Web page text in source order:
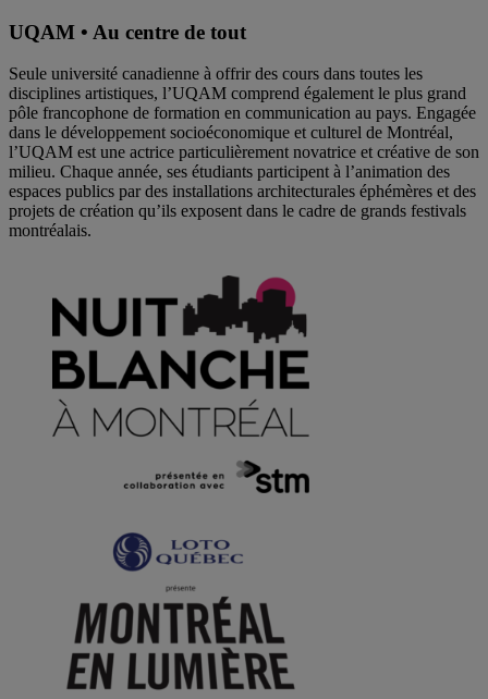
UQAM • Au centre de tout
Seule université canadienne à offrir des cours dans toutes les
disciplines artistiques, l’UQAM comprend également le plus grand
pôle francophone de formation en communication au pays. Engagée
dans le développement socioéconomique et culturel de Montréal,
l’UQAM est une actrice particulièrement novatrice et créative de son
milieu. Chaque année, ses étudiants participent à l’animation des
espaces publics par des installations architecturales éphémères et des
projets de création qu’ils exposent dans le cadre de grands festivals
montréalais.